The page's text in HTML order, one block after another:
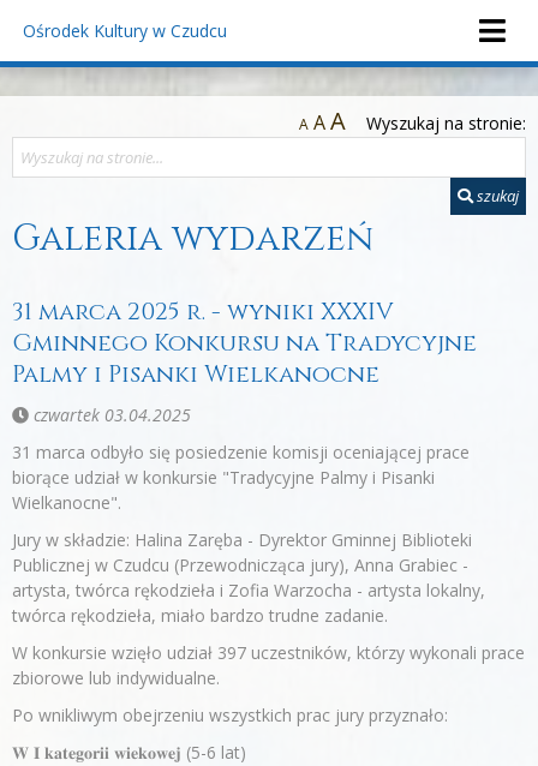
Ośrodek Kultury w Czudcu
A AA Wyszukaj na stronie:
szukaj
Galeria wydarzeń
31 marca 2025 r. - wyniki XXXIV
Gminnego Konkursu na Tradycyjne
Palmy i Pisanki Wielkanocne
czwartek 03.04.2025
31 marca odbyło się posiedzenie komisji oceniającej prace
biorące udział w konkursie "Tradycyjne Palmy i Pisanki
Wielkanocne".
Jury w składzie: Halina Zaręba - Dyrektor Gminnej Biblioteki
Publicznej w Czudcu (Przewodnicząca jury), Anna Grabiec -
artysta, twórca rękodzieła i Zofia Warzocha - artysta lokalny,
twórca rękodzieła, miało bardzo trudne zadanie.
W konkursie wzięło udział 397 uczestników, którzy wykonali prace
zbiorowe lub indywidualne.
Po wnikliwym obejrzeniu wszystkich prac jury przyznało:
𝐖 𝐈 𝐤𝐚𝐭𝐞𝐠𝐨𝐫𝐢𝐢 𝐰𝐢𝐞𝐤𝐨𝐰𝐞𝐣 (5-6 lat)